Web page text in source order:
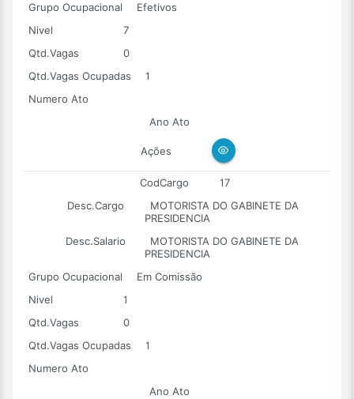
Grupo Ocupacional
Efetivos
Nivel
7
Qtd.Vagas
0
Qtd.Vagas Ocupadas
1
Numero Ato
Ano Ato
Ações
CodCargo
17
Desc.Cargo
MOTORISTA DO GABINETE DA
PRESIDENCIA
Desc.Salario
MOTORISTA DO GABINETE DA
PRESIDENCIA
Grupo Ocupacional
Em Comissão
Nivel
1
Qtd.Vagas
0
Qtd.Vagas Ocupadas
1
Numero Ato
Ano Ato